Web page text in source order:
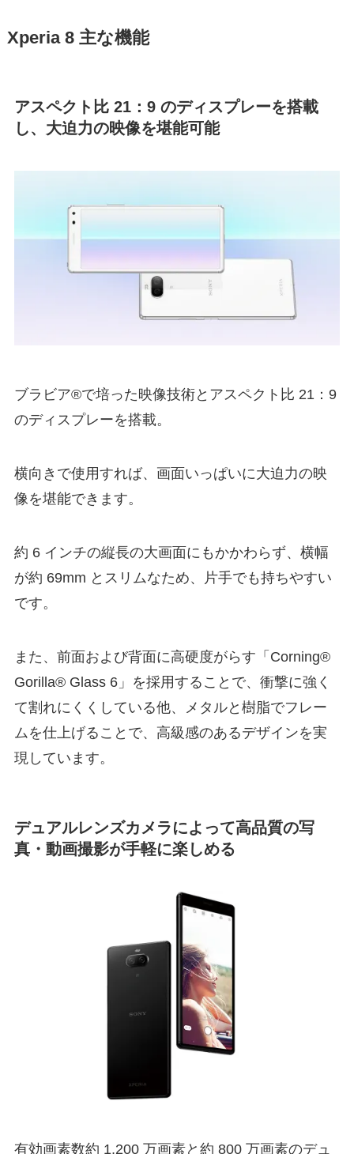
Xperia 8 主な機能
アスペクト比 21：9 のディスプレーを搭載
し、大迫力の映像を堪能可能
ブラビア®で培った映像技術とアスペクト比 21：9
のディスプレーを搭載。
横向きで使用すれば、画面いっぱいに大迫力の映
像を堪能できます。
約 6 インチの縦長の大画面にもかかわらず、横幅
が約 69mm とスリムなため、片手でも持ちやすい
です。
また、前面および背面に高硬度がらす「Corning®
Gorilla® Glass 6」を採用することで、衝撃に強く
て割れにくくしている他、メタルと樹脂でフレー
ムを仕上げることで、高級感のあるデザインを実
現しています。
デュアルレンズカメラによって高品質の写
真・動画撮影が手軽に楽しめる
有効画素数約 1,200 万画素と約 800 万画素のデュ